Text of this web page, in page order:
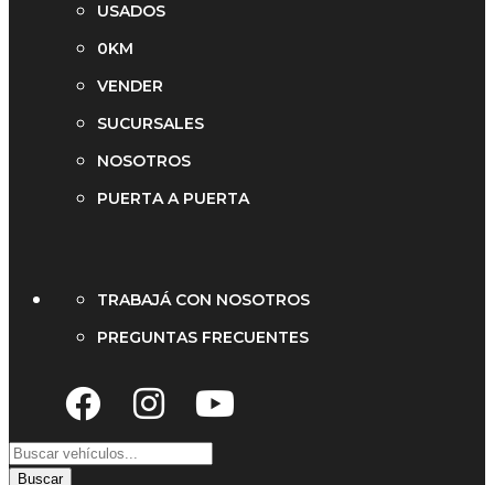
USADOS
0KM
VENDER
SUCURSALES
NOSOTROS
PUERTA A PUERTA
TRABAJÁ CON NOSOTROS
PREGUNTAS FRECUENTES
Buscar